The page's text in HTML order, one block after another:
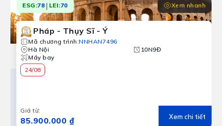
ESG:78 | LEI:70 Xem nhanh
Pháp - Thụy Sĩ - Ý
Mã chương trình:NNHAN7496
Hà Nội
10N9Đ
Máy bay
24/08
Giá từ:
85.900.000 ₫ Xem chi tiết